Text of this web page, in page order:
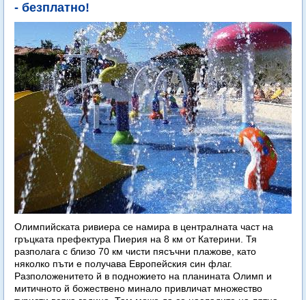
- безплатно!
Олимпийската ривиера се намира в централната част на
гръцката префектура Пиерия на 8 км от Катерини. Тя
разполага с близо 70 км чисти пясъчни плажове, като
няколко пъти е получава Европейския син флаг.
Разположенитето й в подножието на планината Олимп и
митичното й божествено минало привличат множество